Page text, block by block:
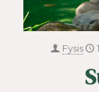
Fysis